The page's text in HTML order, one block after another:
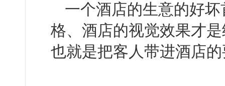
一个酒店的生意的好坏
格、酒店的视觉效果才是
也就是把客人带进酒店的要